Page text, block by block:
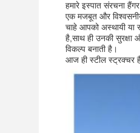
हमारे इस्पात संरचना
एक मजबूत और
चाहे आपको अस्थायी या
है,साथ ही उनकी सुरक्षा
विकल्प बनाती है।
आज ही स्टील स्ट्रक्चर